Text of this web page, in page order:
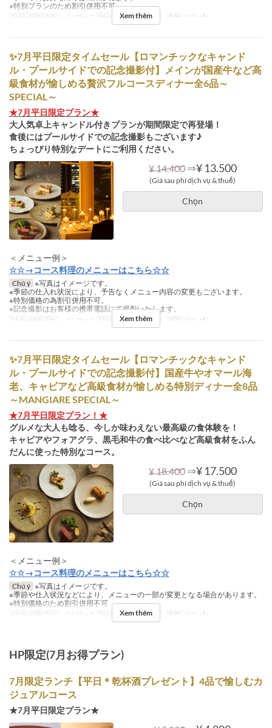
※特別プランのため割引併用不可
Ngày Hiệu lực
~ 31 Thg 7 Ngày T3, T4, T5, T6 Bữa Bữa tối
Xem thêm
✨7月平日限定タイムセール【ロマンチックなキャンド
ル・プールサイドでの記念撮影付】メインが国産牛など高
級食材が愉しめる贅沢フルコースディナー全6品～
SPECIAL～
★7月平日限定プラン★
大人気卓上キャンドル付きプランが期間限定で再登場！
食後にはプールサイドでの記念撮影もございます♪
ちょっぴり特別なデートにご利用ください。
¥ 14.400 ⇒¥ 13.500
(Giá sau phí dịch vụ & thuế)
Chọn
＜メニュー例＞
☆☆→コース料理のメニューはこちら☆☆
Chú ý ※写真はイメージです。
※季節の仕入れ状況により、予告なくメニュー内容の変更もございます。
※特別価格の為割引併用不可。
※記念撮影はお客様の携帯電話にて撮影いたします。
Ngày Hiệu lực
~ 31 Thg 7 Ngày T3, T4, T5, T6 Bữa Bữa tối
Xem thêm
✨7月平日限定タイムセール【ロマンチックなキャンド
ル・プールサイドでの記念撮影付】国産牛やオマール海
老、キャビアなど高級食材が愉しめる特別ディナー全8品
～MANGIARE SPECIAL～
★7月平日限定プラン！★
グルメな大人も唸る、今しか味わえない最高級の食体験を！
キャビアやフォアグラ、黒毛和牛の食べ比べなど高級食材をふん
だんに使った特別なコース。
¥ 18.400 ⇒¥ 17.500
(Giá sau phí dịch vụ & thuế)
Chọn
＜メニュー例＞
☆☆→コース料理のメニューはこちら☆☆
Chú ý ※写真はイメージです。
※季節や仕入状況などにより、メニューの一部が変更となる場合があります。
※特別価格のため割引併用不可
Ngày Hiệu lực
~ 31 Thg 7 Ngày T3, T4, T5, T6 Bữa Bữa tối
Xem thêm
HP限定(7月お得プラン)
7月限定ランチ【平日＊乾杯酒プレゼント】4品で愉しむカ
ジュアルコース
★7月平日限定プラン★